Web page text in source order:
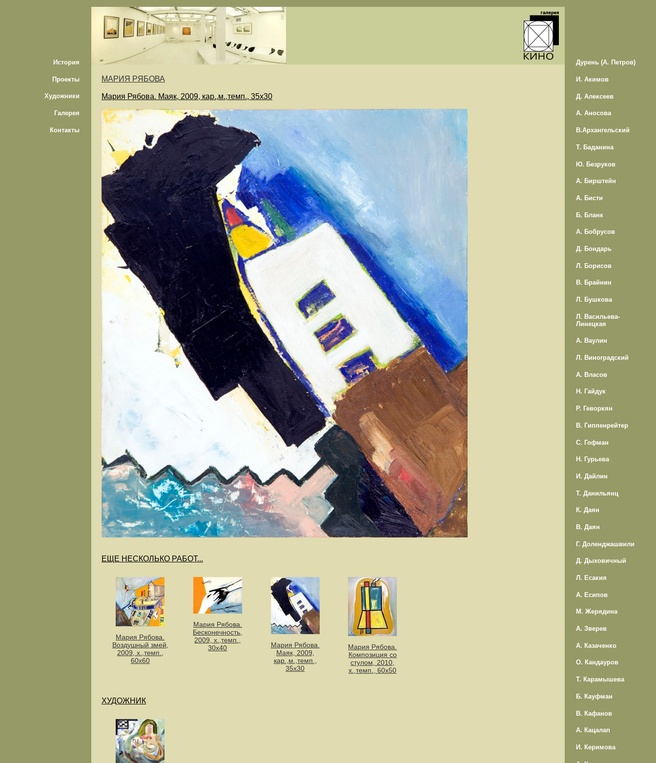
История
Проекты
Художники
Галерея
Контакты
МАРИЯ РЯБОВА
Мария Рябова. Маяк, 2009, кар.,м.,темп., 35х30
ЕЩЕ НЕСКОЛЬКО РАБОТ...
Мария Рябова.
Воздушный змей,
2009, х.,темп.,
60х60
Мария Рябова.
Бесконечность,
2009, х.,темп.,
30х40
Мария Рябова.
Маяк, 2009,
кар.,м.,темп.,
35х30
Мария Рябова.
Композиция со
стулом, 2010,
х.,темп., 60х50
ХУДОЖНИК
Дурень (А. Петров)
И. Акимов
Д. Алексеев
А. Аносова
В.Архангельский
Т. Баданина
Ю. Безруков
А. Бирштейн
А. Бисти
Б. Бланк
А. Бобрусов
Д. Бондарь
Л. Борисов
В. Брайнин
Л. Бушкова
Л. Васильева-
Линецкая
А. Ваулин
Л. Виноградский
А. Власов
Н. Гайдук
Р. Геворкян
В. Гиппенрейтер
С. Гофман
Н. Гурьева
И. Дайлин
Т. Данильянц
К. Даян
В. Даян
Г. Доленджашвили
Д. Дыховичный
Л. Есакия
А. Есипов
М. Жерядина
А. Зверев
А. Казаченко
О. Кандауров
Т. Карамышева
Б. Кауфман
В. Кафанов
А. Кацалап
И. Керимова